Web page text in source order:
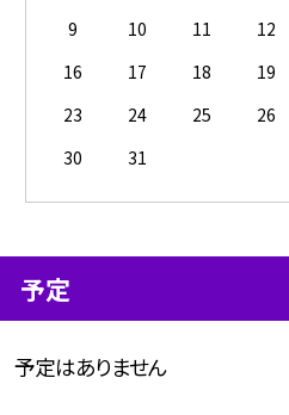
9
10 11 12
16
17 18 19
23
24 25 26
30
31
予定
予定はありません